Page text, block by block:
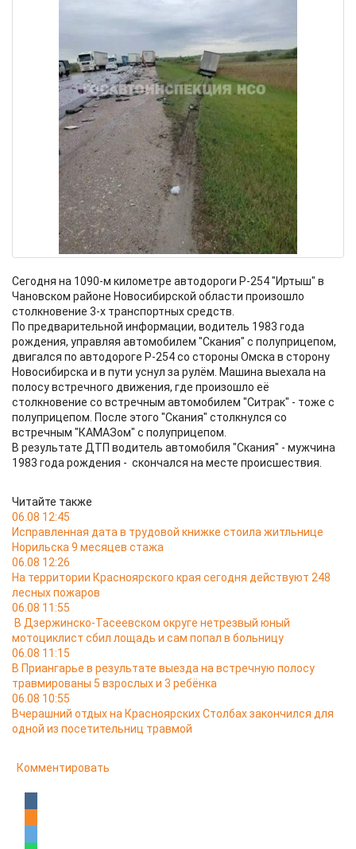
Сегодня на 1090-м километре автодороги Р-254 "Иртыш" в
Чановском районе Новосибирской области произошло
столкновение 3-х транспортных средств.
По предварительной информации, водитель 1983 года
рождения, управляя автомобилем "Скания" с полуприцепом,
двигался по автодороге Р-254 со стороны Омска в сторону
Новосибирска и в пути уснул за рулём. Машина выехала на
полосу встречного движения, где произошло её
столкновение со встречным автомобилем "Ситрак" - тоже с
полуприцепом. После этого "Скания" столкнулся со
встречным "КАМАЗом" с полуприцепом.
В результате ДТП водитель автомобиля "Скания" - мужчина
1983 года рождения - скончался на месте происшествия.
Читайте также
06.08 12:45
Исправленная дата в трудовой книжке стоила житльнице
Норильска 9 месяцев стажа
06.08 12:26
На территории Красноярского края сегодня действуют 248
лесных пожаров
06.08 11:55
В Дзержинско-Тасеевском округе нетрезвый юный
мотоциклист сбил лощадь и сам попал в больницу
06.08 11:15
В Приангарье в результате выезда на встречную полосу
травмированы 5 взрослых и 3 ребёнка
06.08 10:55
Вчерашний отдых на Красноярских Столбах закончился для
одной из посетительниц травмой
Комментировать